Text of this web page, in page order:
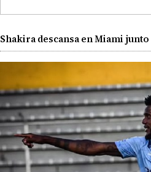
Shakira descansa en Miami